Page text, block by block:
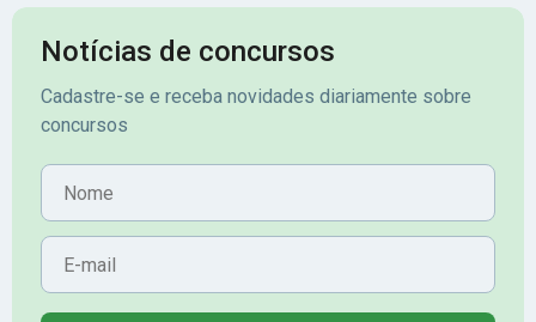
Notícias de concursos
Cadastre-se e receba novidades diariamente sobre
concursos
Nome
E-mail